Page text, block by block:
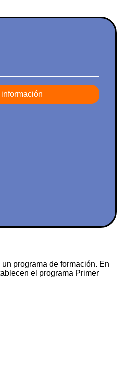
programa de formación. En
el programa Primer